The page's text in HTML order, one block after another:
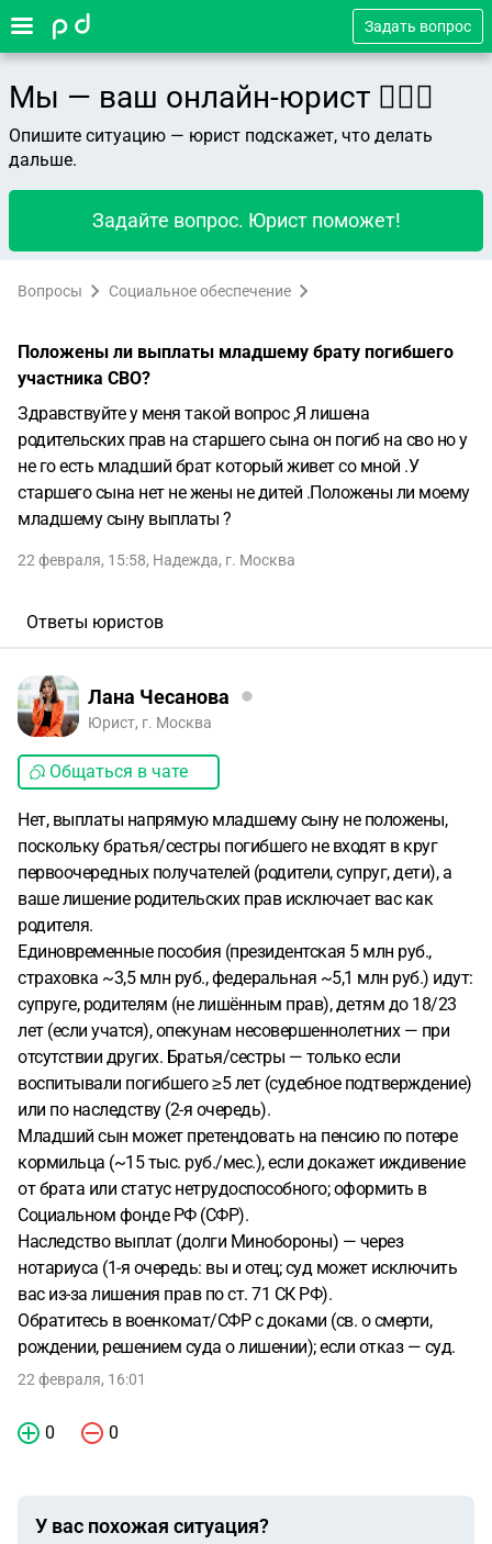
Задать вопрос
Мы — ваш онлайн-юрист 👨🏻‍⚖️
Опишите ситуацию — юрист подскажет, что делать
дальше.
Задайте вопрос. Юрист поможет!
Вопросы Социальное обеспечение
Положены ли выплаты младшему брату погибшего
участника СВО?
Здравствуйте у меня такой вопрос ,Я лишена
родительских прав на старшего сына он погиб на сво но у
не го есть младший брат который живет со мной .У
старшего сына нет не жены не дитей .Положены ли моему
младшему сыну выплаты ?
22 февраля, 15:58, Надежда, г. Москва
Ответы юристов
Лана Чесанова
Юрист, г. Москва
Общаться в чате
Нет, выплаты напрямую младшему сыну не положены,
поскольку братья/сестры погибшего не входят в круг
первоочередных получателей (родители, супруг, дети), а
ваше лишение родительских прав исключает вас как
родителя.
Единовременные пособия (президентская 5 млн руб.,
страховка ~3,5 млн руб., федеральная ~5,1 млн руб.) идут:
супруге, родителям (не лишённым прав), детям до 18/23
лет (если учатся), опекунам несовершеннолетних — при
отсутствии других. Братья/сестры — только если
воспитывали погибшего ≥5 лет (судебное подтверждение)
или по наследству (2-я очередь).
Младший сын может претендовать на пенсию по потере
кормильца (~15 тыс. руб./мес.), если докажет иждивение
от брата или статус нетрудоспособного; оформить в
Социальном фонде РФ (СФР).
Наследство выплат (долги Минобороны) — через
нотариуса (1-я очередь: вы и отец; суд может исключить
вас из-за лишения прав по ст. 71 СК РФ).
Обратитесь в военкомат/СФР с доками (св. о смерти,
рождении, решением суда о лишении); если отказ — суд.
22 февраля, 16:01
0 0
У вас похожая ситуация?